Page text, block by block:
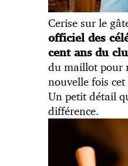
Cerise sur le
officiel des
cent ans du
du maillot pour
nouvelle fois cet
Un petit détail
différence.